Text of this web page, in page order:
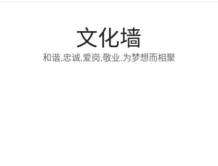
文化墙
和谐,忠诚,爱岗,敬业.为梦想而相聚